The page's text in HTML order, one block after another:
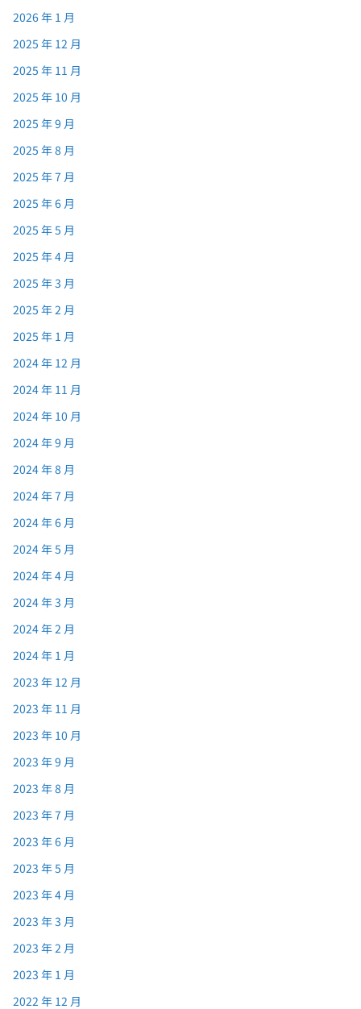
2026 年 1 月
2025 年 12 月
2025 年 11 月
2025 年 10 月
2025 年 9 月
2025 年 8 月
2025 年 7 月
2025 年 6 月
2025 年 5 月
2025 年 4 月
2025 年 3 月
2025 年 2 月
2025 年 1 月
2024 年 12 月
2024 年 11 月
2024 年 10 月
2024 年 9 月
2024 年 8 月
2024 年 7 月
2024 年 6 月
2024 年 5 月
2024 年 4 月
2024 年 3 月
2024 年 2 月
2024 年 1 月
2023 年 12 月
2023 年 11 月
2023 年 10 月
2023 年 9 月
2023 年 8 月
2023 年 7 月
2023 年 6 月
2023 年 5 月
2023 年 4 月
2023 年 3 月
2023 年 2 月
2023 年 1 月
2022 年 12 月